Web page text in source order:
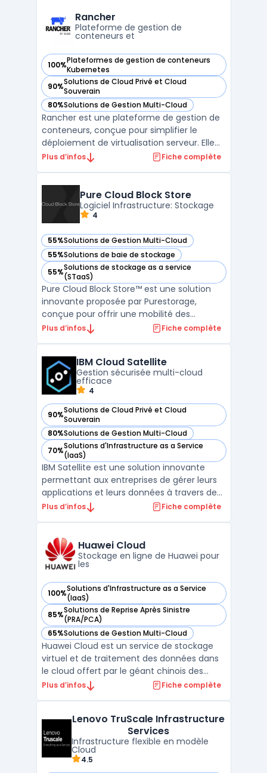
gestion des ressources, Azure Arc simplifie
l’administration des serveurs, bases de d ...
Rancher
Plateforme de gestion de
conteneurs et
100%Plateformes de gestion de conteneurs
Kubernetes
— voir Rancher dans cette catégorie
90%Solutions de Cloud Privé et Cloud
Souverain
— voir Rancher dans cette catégorie
80%Solutions de Gestion Multi-Cloud
— voir Rancher dans cette catégorie
Rancher est une plateforme de gestion de
conteneurs, conçue pour simplifier le
déploiement de virtualisation serveur. Elle
offre des capacités de gestion multi-cloud,
de Docker et de Kubernetes. Rancher est
égal ...
Plus d’infos Fiche complète
Pure Cloud Block Store
Logiciel Infrastructure: Stockage
4
55%Solutions de Gestion Multi-Cloud
— voir Pure Cloud Block Store dans cette catégorie
55%Solutions de baie de stockage
— voir Pure Cloud Block Store dans cette catégorie
55%Solutions de stockage as a service
(STaaS)
— voir Pure Cloud Block Store dans cette catégorie
Pure Cloud Block Store™ est une solution
innovante proposée par Purestorage,
conçue pour offrir une mobilité des
données optimale, une protection des
ou Google Cloud. Cette technologie
permet une efficacité accrue au niveau ...
Plus d’infos Fiche complète
IBM Cloud Satellite
Gestion sécurisée multi-cloud
efficace
4
90%Solutions de Cloud Privé et Cloud
Souverain
— voir IBM Cloud Satellite dans cette catégorie
80%Solutions de Gestion Multi-Cloud
— voir IBM Cloud Satellite dans cette catégorie
70%Solutions d'Infrastructure as a Service
(IaaS)
— voir IBM Cloud Satellite dans cette catégorie
IBM Satellite est une solution innovante
permettant aux entreprises de gérer leurs
applications et leurs données à travers des
environnements cloud variés. Grâce à IBM
tout en conservant un contrôle centralisé.
Cet ...
Plus d’infos Fiche complète
Huawei Cloud
Stockage en ligne de Huawei pour
les
100%Solutions d'Infrastructure as a Service
(IaaS)
— voir Huawei Cloud dans cette catégorie
85%Solutions de Reprise Après Sinistre
(PRA/PCA)
— voir Huawei Cloud dans cette catégorie
65%Solutions de Gestion Multi-Cloud
— voir Huawei Cloud dans cette catégorie
Huawei Cloud est un service de stockage
virtuel et de traitement des données dans
le cloud offert par le géant chinois des
télécommunications, Huawei Technologies.
analyser leurs données à distance, en toute
sécurité et de ...
Plus d’infos Fiche complète
Lenovo TruScale Infrastructure
Services
Infrastructure flexible en modèle
Cloud
4.5